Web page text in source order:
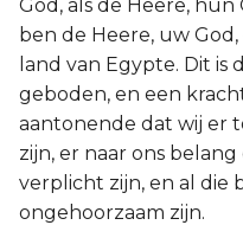
God, als de Heere, hun
ben de Heere, uw
land van Egypte. Dit
geboden, en een
aantonende dat wij er
zijn, er naar ons
verplicht zijn, en al die
ongehoorzaam zijn.